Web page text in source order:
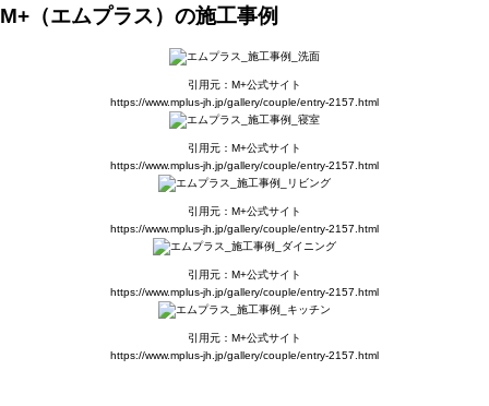
M+（エムプラス）の施工事例
引用元：M+公式サイト
https://www.mplus-jh.jp/gallery/couple/entry-2157.html
引用元：M+公式サイト
https://www.mplus-jh.jp/gallery/couple/entry-2157.html
引用元：M+公式サイト
https://www.mplus-jh.jp/gallery/couple/entry-2157.html
引用元：M+公式サイト
https://www.mplus-jh.jp/gallery/couple/entry-2157.html
引用元：M+公式サイト
https://www.mplus-jh.jp/gallery/couple/entry-2157.html